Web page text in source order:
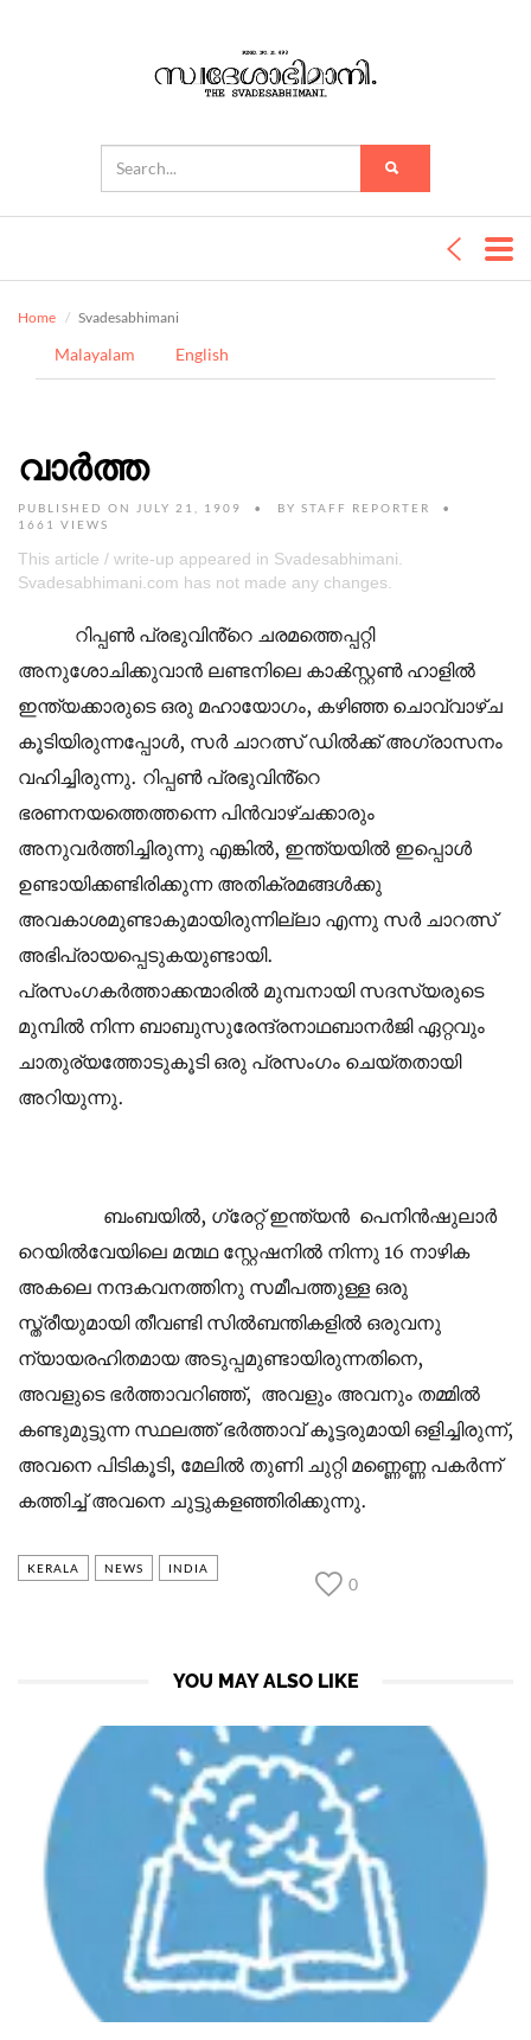
Home Svadesabhimani
Malayalam English
വാർത്ത
PUBLISHED ON JULY 21, 1909 BY STAFF REPORTER
1661 VIEWS
This article / write-up appeared in Svadesabhimani.
Svadesabhimani.com has not made any changes.
റിപ്പൺ പ്രഭുവിൻ്റെ ചരമത്തെപ്പറ്റി
അനുശോചിക്കുവാൻ ലണ്ടനിലെ കാൿസ്റ്റൺ ഹാളിൽ
ഇന്ത്യക്കാരുടെ ഒരു മഹായോഗം, കഴിഞ്ഞ ചൊവ്വാഴ്ച
കൂടിയിരുന്നപ്പോൾ, സർ ചാറത്സ് ഡിൽക്ക് അഗ്രാസനം
വഹിച്ചിരുന്നു. റിപ്പൺ പ്രഭുവിൻ്റെ
ഭരണനയത്തെത്തന്നെ പിൻവാഴ്ചക്കാരും
അനുവർത്തിച്ചിരുന്നു എങ്കിൽ, ഇന്ത്യയിൽ ഇപ്പൊൾ
ഉണ്ടായിക്കണ്ടിരിക്കുന്ന അതിക്രമങ്ങൾക്കു
അവകാശമുണ്ടാകുമായിരുന്നില്ലാ എന്നു സർ ചാറത്സ്
അഭിപ്രായപ്പെടുകയുണ്ടായി.
പ്രസംഗകർത്താക്കന്മാരിൽ മുമ്പനായി സദസ്യരുടെ
മുമ്പിൽ നിന്ന ബാബുസുരേന്ദ്രനാഥബാനർജി ഏറ്റവും
ചാതുര്യത്തോടുകൂടി ഒരു പ്രസംഗം ചെയ്തതായി
അറിയുന്നു.
ബംബയിൽ, ഗ്രേറ്റ് ഇന്ത്യൻ പെനിൻഷുലാർ
റെയിൽവേയിലെ മന്മഥ സ്റ്റേഷനിൽ നിന്നു 16 നാഴിക
അകലെ നന്ദകവനത്തിനു സമീപത്തുള്ള ഒരു
സ്ത്രീയുമായി തീവണ്ടി സിൽബന്തികളിൽ ഒരുവനു
ന്യായരഹിതമായ അടുപ്പമുണ്ടായിരുന്നതിനെ,
അവളുടെ ഭർത്താവറിഞ്ഞ്, അവളും അവനും തമ്മിൽ
കണ്ടുമുട്ടുന്ന സ്ഥലത്ത് ഭർത്താവ് കൂട്ടരുമായി ഒളിച്ചിരുന്ന്,
അവനെ പിടികൂടി, മേലിൽ തുണി ചുറ്റി മണ്ണെണ്ണ പകർന്ന്
കത്തിച്ച് അവനെ ചുട്ടുകളഞ്ഞിരിക്കുന്നു.
KERALA NEWS INDIA
0
YOU MAY ALSO LIKE